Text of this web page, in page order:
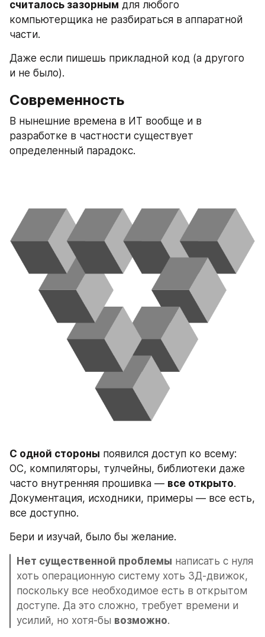
считалось зазорным для любого
компьютерщика не разбираться в аппаратной
части.
Даже если пишешь прикладной код (а другого
и не было).
Современность
В нынешние времена в ИТ вообще и в
разработке в частности существует
определенный парадокс.
С одной стороны появился доступ ко всему:
ОС, компиляторы, тулчейны, библиотеки даже
часто внутренняя прошивка — все открыто.
Документация, исходники, примеры — все есть,
все доступно.
Бери и изучай, было бы желание.
Нет существенной проблемы написать с нуля
хоть операционную систему хоть 3Д-движок,
поскольку все необходимое есть в открытом
доступе. Да это сложно, требует времени и
усилий, но хотя-бы возможно.